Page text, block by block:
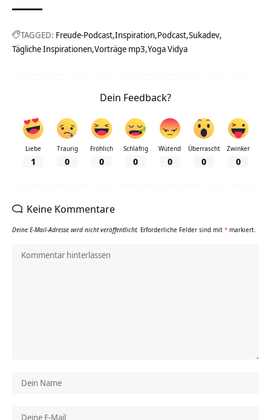
TAGGED: Freude-Podcast Inspiration Podcast Sukadev
Tägliche Inspirationen Vorträge mp3 Yoga Vidya
Dein Feedback?
Liebe
1
Traurig
0
Fröhlich
0
Schläfrig
0
Wütend
0
Überrascht
0
Zwinker
0
Keine Kommentare
Deine E-Mail-Adresse wird nicht veröffentlicht. Erforderliche Felder sind mit * markiert.